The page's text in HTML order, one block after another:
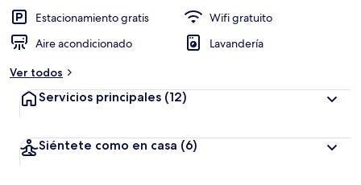
Estacionamiento gratis
Wifi gratuito
Aire acondicionado
Lavandería
Ver todos
Servicios principales (12)
Siéntete como en casa (6)